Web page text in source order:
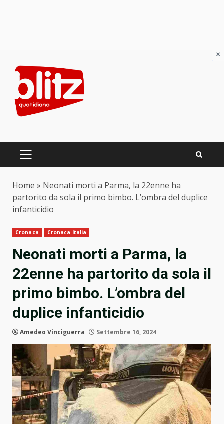
content
PRIMARY
Home » Neonati morti a Parma, la 22enne ha
partorito da sola il primo bimbo. L’ombra del duplice
infanticidio
Cronaca Cronaca Italia
Neonati morti a Parma, la
22enne ha partorito da sola il
primo bimbo. L’ombra del
duplice infanticidio
Amedeo Vinciguerra Settembre 16, 2024
×